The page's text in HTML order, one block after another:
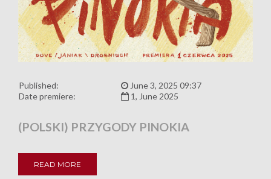
Published:
June 3, 2025 09:37
Date premiere:
1, June 2025
(POLSKI) PRZYGODY PINOKIA
READ MORE